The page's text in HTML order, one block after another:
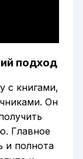
подход
с книгами,
Он
Главное
и полнота